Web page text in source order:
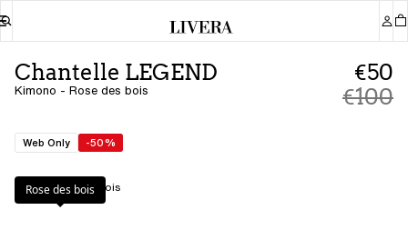
Chantelle LEGEND
Kimono - Rose des bois
€50
€100
Web Only -50%
Kleur: Rose des bois
Rose des bois